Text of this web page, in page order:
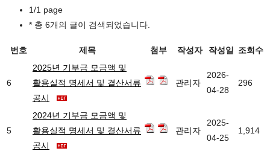
1/1 page
* 총 6개의 글이 검색되었습니다.
번호 제목 첨부 작성자 작성일 조회수
6
2025년 기부금 모금액 및
활용실적 명세서 및 결산서류
공시
관리자
2026-
04-28
296
5
2024년 기부금 모금액 및
활용실적 명세서 및 결산서류
공시
관리자
2025-
04-25
1,914